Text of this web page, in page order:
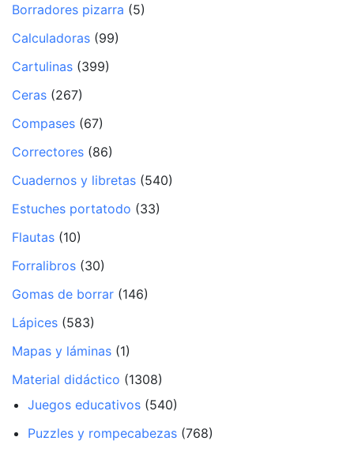
Borradores pizarra (5)
Calculadoras (99)
Cartulinas (399)
Ceras (267)
Compases (67)
Correctores (86)
Cuadernos y libretas (540)
Estuches portatodo (33)
Flautas (10)
Forralibros (30)
Gomas de borrar (146)
Lápices (583)
Mapas y láminas (1)
Material didáctico (1308)
Juegos educativos (540)
Puzzles y rompecabezas (768)